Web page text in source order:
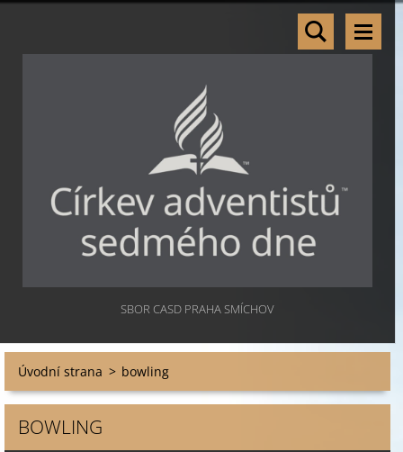
SBOR CASD PRAHA SMÍCHOV
Úvodní strana > bowling
BOWLING